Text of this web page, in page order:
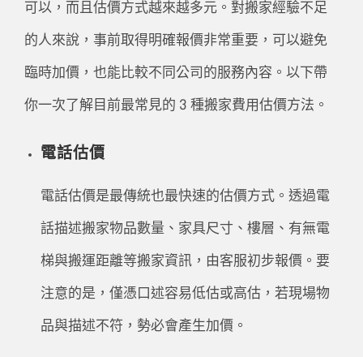
可以，而且估價方式越來越多元。對搬家經驗不足
的人來說，事前取得明確報價非常重要，可以避免
臨時加價，也能比較不同公司的服務內容。以下帶
你一次了解目前最常見的 3 種搬家費用估價方法。
電話估價
電話估價是最傳統也最快速的估價方式。透過電
話描述搬家物品數量、家具尺寸、樓層、有無電
梯與搬運距離等搬家資訊，由客服初步報價。要
注意的是，僅憑口述容易低估或高估，若現場物
品與描述不符，勢必會產生加價。